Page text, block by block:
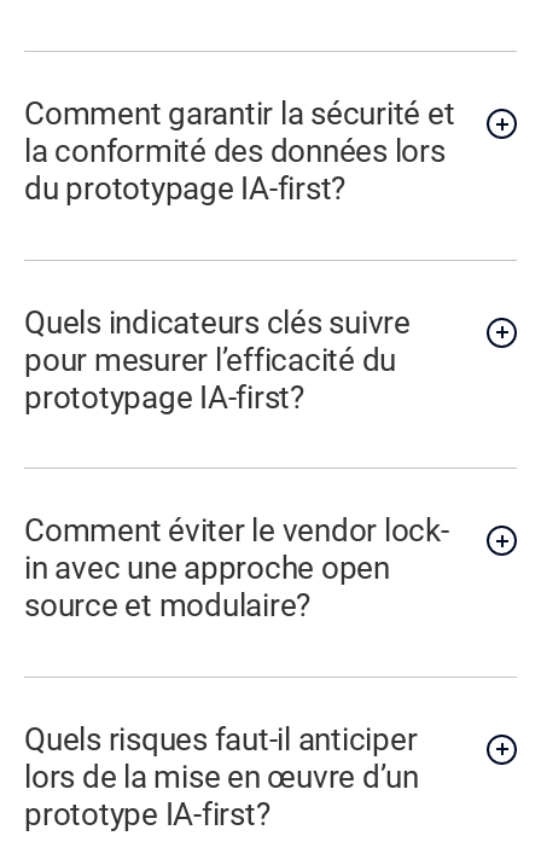
Comment garantir la sécurité et
la conformité des données lors
du prototypage IA-first?
Quels indicateurs clés suivre
pour mesurer l’efficacité du
prototypage IA-first?
Comment éviter le vendor lock-
in avec une approche open
source et modulaire?
Quels risques faut-il anticiper
lors de la mise en œuvre d’un
prototype IA-first?